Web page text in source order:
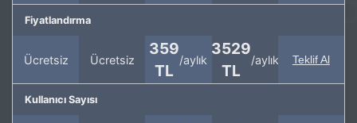
Fiyatlandırma
Ücretsiz Ücretsiz
359
TL
/aylık
3529
TL
/aylık Teklif Al
Kullanıcı Sayısı